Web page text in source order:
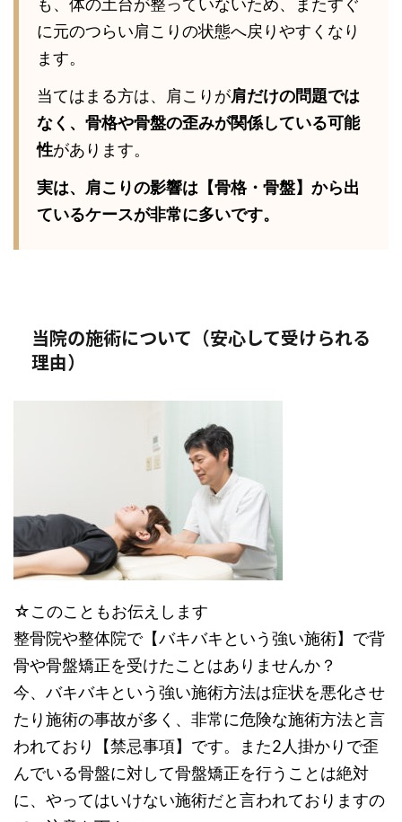
も、体の土台が整っていないため、またすぐ
に元のつらい肩こりの状態へ戻りやすくなり
ます。
当てはまる方は、肩こりが肩だけの問題では
なく、骨格や骨盤の歪みが関係している可能
性があります。
実は、肩こりの影響は【骨格・骨盤】から出
ているケースが非常に多いです。
当院の施術について（安心して受けられる
理由）
☆このこともお伝えします
整骨院や整体院で【バキバキという強い施術】で背
骨や骨盤矯正を受けたことはありませんか？
今、バキバキという強い施術方法は症状を悪化させ
たり施術の事故が多く、非常に危険な施術方法と言
われており【禁忌事項】です。また2人掛かりで歪
んでいる骨盤に対して骨盤矯正を行うことは絶対
に、やってはいけない施術だと言われておりますの